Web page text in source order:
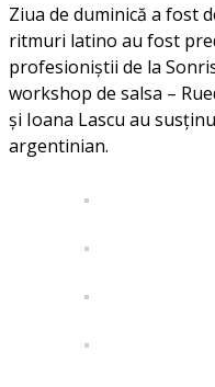
Ziua de duminică a fost
ritmuri latino au fost
profesioniştii de la
workshop de salsa –
şi Ioana Lascu au
argentinian.